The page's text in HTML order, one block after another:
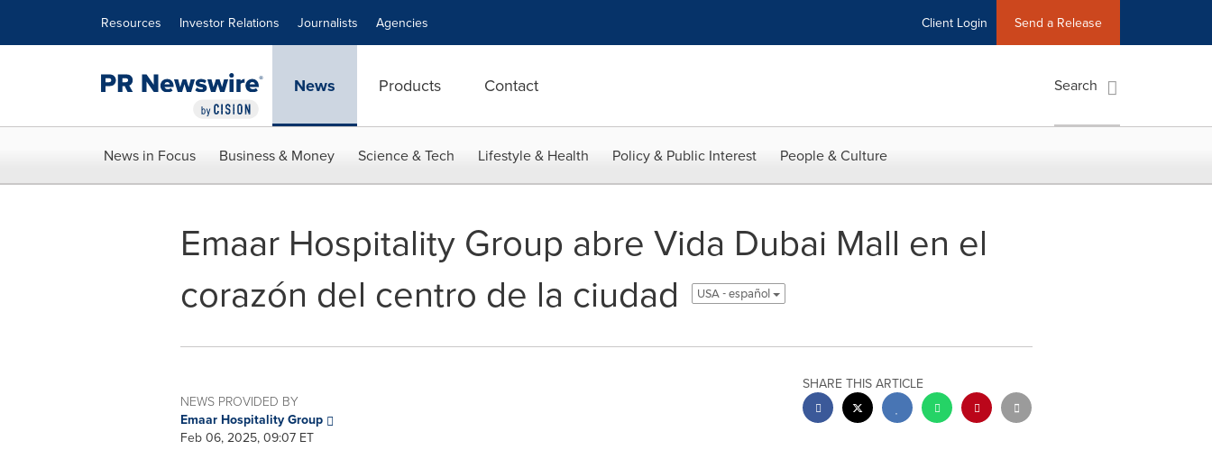
Resources Investor Relations Journalists Agencies Client Login Send a Release
News Products Contact Search
News in Focus Business & Money Science & Tech Lifestyle & Health Policy & Public Interest People & Culture
Emaar Hospitality Group abre Vida Dubai Mall en el
corazón del centro de la ciudad
USA - español
NEWS PROVIDED BY
Emaar Hospitality Group
Feb 06, 2025, 09:07 ET
SHARE THIS ARTICLE